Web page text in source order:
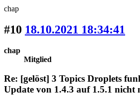
chap
#10 18.10.2021 18:34:41
chap
Mitglied
Re: [gelöst] 3 Topics Droplets
Update von 1.4.3 auf 1.5.1 nicht